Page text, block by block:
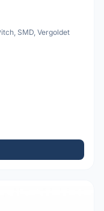
SMD, Vergoldet